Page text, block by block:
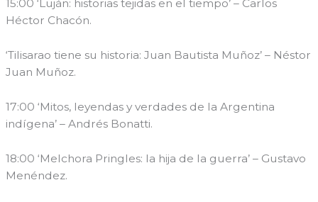
15:00 ‘Luján: historias tejidas en el tiempo’ – Carlos
Héctor Chacón.
‘Tilisarao tiene su historia: Juan Bautista Muñoz’ – Néstor
Juan Muñoz.
17:00 ‘Mitos, leyendas y verdades de la Argentina
indígena’ – Andrés Bonatti.
18:00 ‘Melchora Pringles: la hija de la guerra’ – Gustavo
Menéndez.